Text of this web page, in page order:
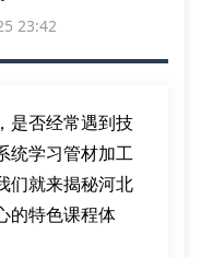
23:42
是否经常遇到技
统学习管材加工
们就来揭秘河北
的特色课程体